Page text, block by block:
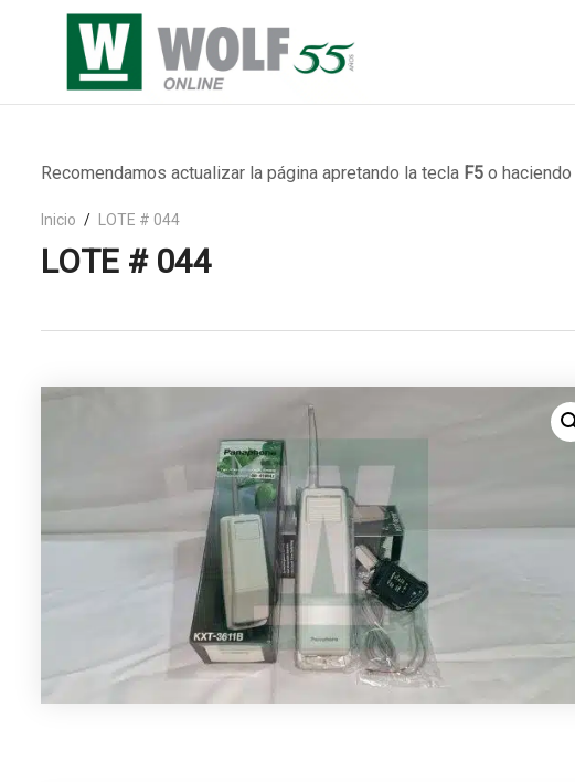
Recomendamos actualizar la página apretando la tecla F5 o haciendo
Inicio LOTE # 044
LOTE # 044